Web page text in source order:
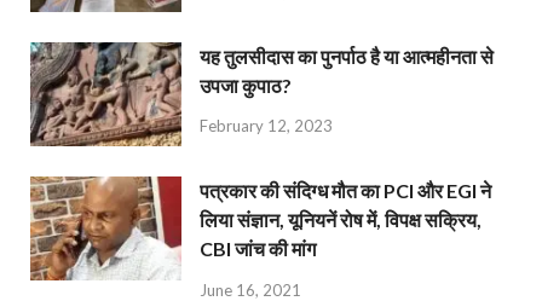
यह तुलसीदास का पुनर्पाठ है या आत्महीनता से
उपजा कुपाठ?
February 12, 2023
पत्रकार की संदिग्ध मौत का PCI और EGI ने
लिया संज्ञान, यूनियनें रोष में, विपक्ष सक्रिय,
CBI जांच की मांग
June 16, 2021